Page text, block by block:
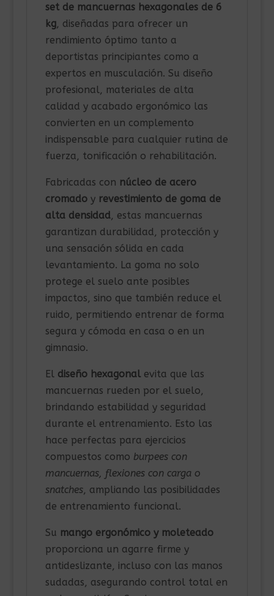
set de mancuernas hexagonales de 6
kg, diseñadas para ofrecer un
rendimiento óptimo tanto a
deportistas principiantes como a
expertos en musculación. Su diseño
profesional, materiales de alta
calidad y acabado ergonómico las
convierten en un complemento
indispensable para cualquier rutina de
fuerza, tonificación o rehabilitación.
Fabricadas con núcleo de acero
cromadoy revestimiento de goma de
alta densidad, estas mancuernas
garantizan durabilidad, protección y
una sensación sólida en cada
levantamiento. La goma no solo
protege el suelo ante posibles
impactos, sino que también reduce el
ruido, permitiendo entrenar de forma
segura y cómoda en casa o en un
gimnasio.
El diseño hexagonalevita que las
mancuernas rueden por el suelo,
brindando estabilidad y seguridad
durante el entrenamiento. Esto las
hace perfectas para ejercicios
compuestos como burpees con
mancuernas, flexiones con carga o
snatches, ampliando las posibilidades
de entrenamiento funcional.
Su mango ergonómico y moleteado
proporciona un agarre firme y
antideslizante, incluso con las manos
sudadas, asegurando control total en